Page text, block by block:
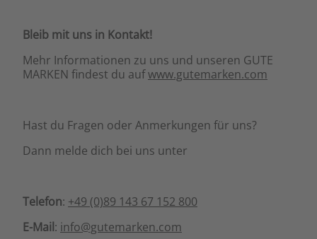
Bleib mit uns in Kontakt!
Mehr Informationen zu uns und unseren GUTE
MARKEN findest du aufwww.gutemarken.com
Hast du Fragen oder Anmerkungen für uns?
Dann melde dich bei uns unter
Telefon: +49 (0)89 143 67 152 800
E-Mail : info@gutemarken.com